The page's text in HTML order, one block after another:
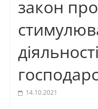
закон про
14.10.2021